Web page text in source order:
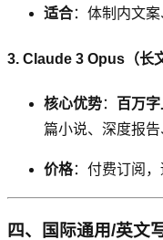
适合：体制内文
3. Claude 3 Opus（长
核心优势： 百万
篇小说、深度报告
价格：付费订阅，
四、国际通用/英文